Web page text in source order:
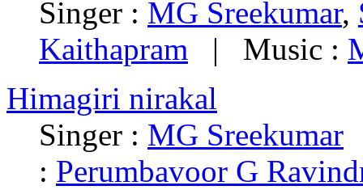
Singer : MG Sreekumar,
Kaithapram | Music :
Himagiri nirakal
Singer : MG Sreekumar
: Perumbavoor G